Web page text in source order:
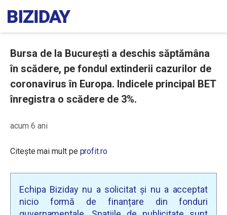
Bursa de la București a deschis săptămâna
în scădere, pe fondul extinderii cazurilor de
coronavirus în Europa. Indicele principal BET
înregistra o scădere de 3%.
acum 6 ani
Citește mai mult pe profit.ro
Echipa Biziday nu a solicitat și nu a acceptat
nicio formă de finanțare din fonduri